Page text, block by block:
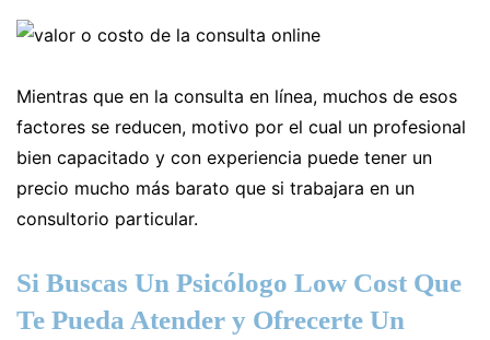
Mientras que en la consulta en línea, muchos de esos
factores se reducen, motivo por el cual un profesional
bien capacitado y con experiencia puede tener un
precio mucho más barato que si trabajara en un
consultorio particular.
Si Buscas Un Psicólogo Low Cost Que
Te Pueda Atender y Ofrecerte Un